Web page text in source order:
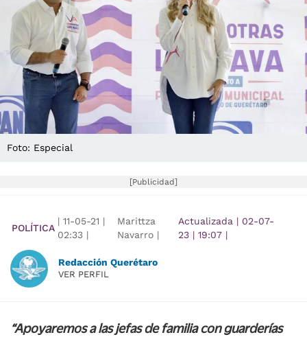
Foto: Especial
[Publicidad]
POLÍTICA
| 11-05-21 |
02:33 |
Marittza
Navarro |
Actualizada | 02-07-
23 | 19:07|
Redacción Querétaro
VER PERFIL
“Apoyaremos a las jefas de familia con guarderías